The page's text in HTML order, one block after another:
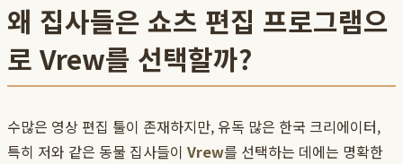
왜 집사들은 쇼츠 편집 프로그램으
로 Vrew를 선택할까?
수많은 영상 편집 툴이 존재하지만, 유독 많은 한국 크리에이터,
특히 저와 같은 동물 집사들이 Vrew를 선택하는 데에는 명확한